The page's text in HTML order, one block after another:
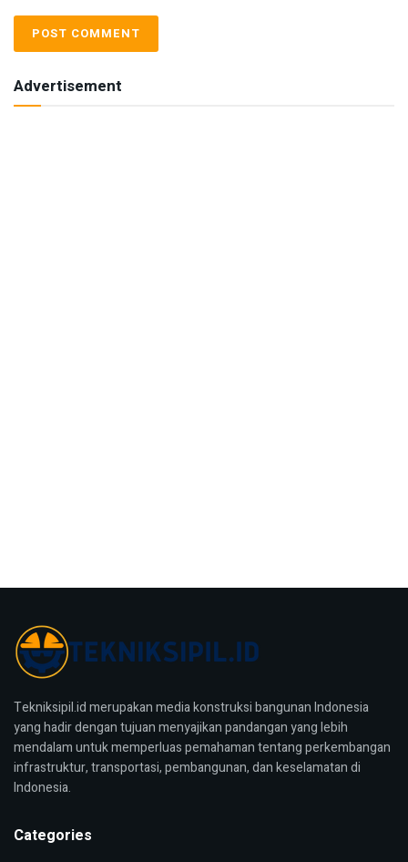
Advertisement
Tekniksipil.id merupakan media konstruksi bangunan Indonesia
yang hadir dengan tujuan menyajikan pandangan yang lebih
mendalam untuk memperluas pemahaman tentang perkembangan
infrastruktur, transportasi, pembangunan, dan keselamatan di
Indonesia.
Categories